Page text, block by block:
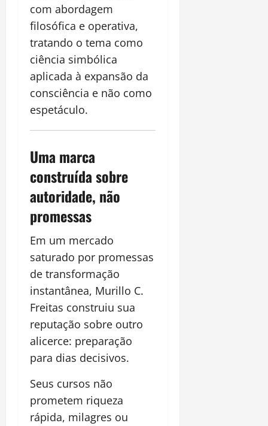
com abordagem
filosófica e operativa,
tratando o tema como
ciência simbólica
aplicada à expansão da
consciência e não como
espetáculo.
Uma marca
construída sobre
autoridade, não
promessas
Em um mercado
saturado por promessas
de transformação
instantânea, Murillo C.
Freitas construiu sua
reputação sobre outro
alicerce: preparação
para dias decisivos.
Seus cursos não
prometem riqueza
rápida, milagres ou